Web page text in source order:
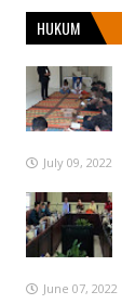
HUKUM
July 09, 2022
June 07, 2022